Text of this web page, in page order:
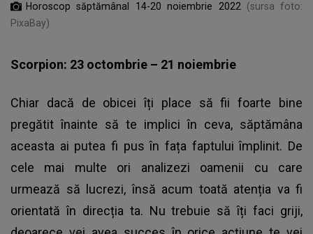
Horoscop săptămânal 14-20 noiembrie 2022
(sursa foto:
PixaBay)
Scorpion: 23 octombrie – 21 noiembrie
Chiar dacă de obicei îți place să fii foarte bine
pregătit înainte să te implici în ceva, săptămâna
aceasta ai putea fi pus în fața faptului împlinit. De
cele mai multe ori analizezi oamenii cu care
urmează să lucrezi, însă acum toată atenția va fi
orientată în direcția ta. Nu trebuie să îți faci griji,